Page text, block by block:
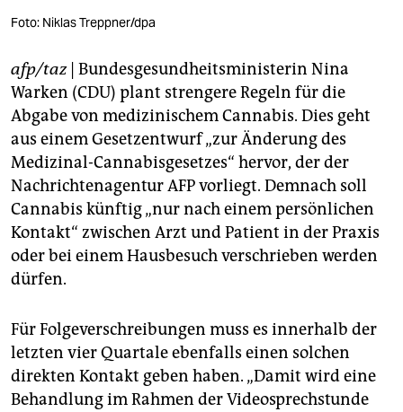
unterstützen
genossenschaft
epaper login
Foto: Niklas Treppner/dpa
afp/taz| Bundesgesundheitsministerin Nina
Warken (CDU) plant strengere Regeln für die
Abgabe von medizinischem Cannabis. Dies geht
aus einem Gesetzentwurf „zur Änderung des
Medizinal-Cannabisgesetzes“ hervor, der der
Nachrichtenagentur AFP vorliegt. Demnach soll
Cannabis künftig „nur nach einem persönlichen
Kontakt“ zwischen Arzt und Patient in der Praxis
oder bei einem Hausbesuch verschrieben werden
dürfen.
Für Folgeverschreibungen muss es innerhalb der
letzten vier Quartale ebenfalls einen solchen
direkten Kontakt geben haben. „Damit wird eine
Behandlung im Rahmen der Videosprechstunde